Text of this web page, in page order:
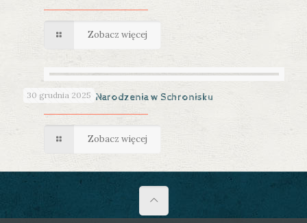
Zobacz więcej
30 grudnia 2025
Święta Bożego Narodzenia w Schronisku
Zobacz więcej